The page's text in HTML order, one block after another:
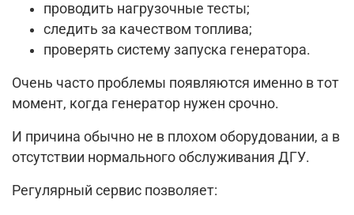
проводить нагрузочные тесты;
следить за качеством топлива;
проверять систему запуска генератора.
Очень часто проблемы появляются именно в тот
момент, когда генератор нужен срочно.
И причина обычно не в плохом оборудовании, а в
отсутствии нормального обслуживания ДГУ.
Регулярный сервис позволяет: